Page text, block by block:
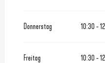
Donnerstag 10:30 -
Freitag 10:30 -